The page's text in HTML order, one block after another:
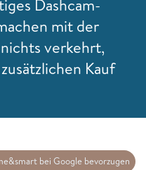
Dashcam-
mit der
verkehrt,
Kauf
bei Google bevorzugen